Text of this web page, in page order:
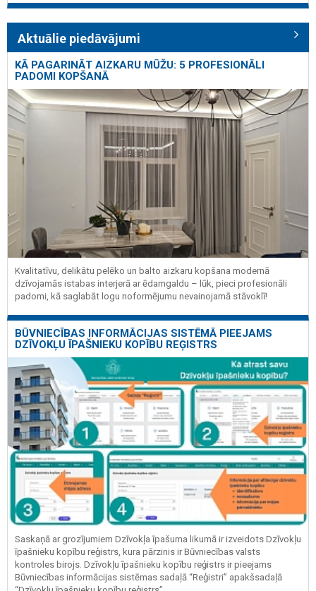
Aktuālie piedāvājumi
KĀ PAGARINĀT AIZKARU MŪŽU: 5 PROFESIONĀLI
PADOMI KOPŠANĀ
Kvalitatīvu, delikātu pelēko un balto aizkaru kopšana modernā
dzīvojamās istabas interjerā ar ēdamgaldu – lūk, pieci profesionāli
padomi, kā saglabāt logu noformējumu nevainojamā stāvoklī!
BŪVNIECĪBAS INFORMĀCIJAS SISTĒMĀ PIEEJAMS
DZĪVOKĻU ĪPAŠNIEKU KOPĪBU REĢISTRS
Saskaņā ar grozījumiem Dzīvokļa īpašuma likumā ir izveidots Dzīvokļu
īpašnieku kopību reģistrs, kura pārzinis ir Būvniecības valsts
kontroles birojs. Dzīvokļu īpašnieku kopību reģistrs ir pieejams
Būvniecības informācijas sistēmas sadaļā “Reģistri” apakšsadaļā